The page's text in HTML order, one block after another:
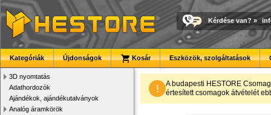
Kérdése van? »
Kategóriák Újdonságok Kosár Eszközök, szolgáltatások
3D nyomtatás
Adathordozók
Ajándékok, ajándékutalványok
Analóg áramkörök
!
A budapesti HESTORE
értesített csomagok átvételét
Megbízható
Új, modern
3D nyomtató
Kiváló minőségű,
Modulvilág
Fejlesztés, szórakozás